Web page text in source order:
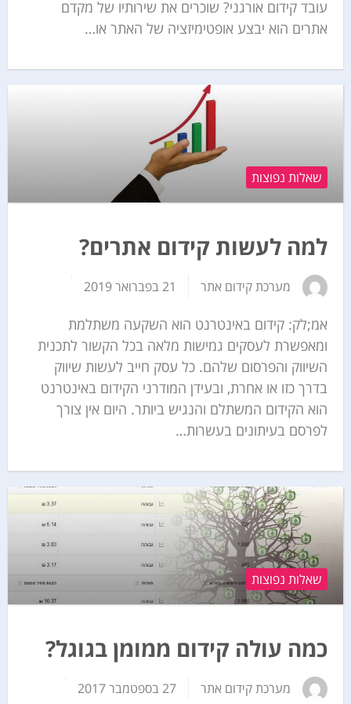
עובד קידום אורגני? שוכרים את שירותיו של מקדם
אתרים הוא יבצע אופטימיזציה של האתר או…
שאלות נפוצות
למה לעשות קידום אתרים?
מערכת קידום אתר 21 בפברואר 2019
אמ;לק: קידום באינטרנט הוא השקעה משתלמת
ומאפשרת לעסקים גמישות מלאה בכל הקשור לתכנית
השיווק והפרסום שלהם. כל עסק חייב לעשות שיווק
בדרך כזו או אחרת, ובעידן המודרני הקידום באינטרנט
הוא הקידום המשתלם והנגיש ביותר. היום אין צורך
לפרסם בעיתונים בעשרות…
שאלות נפוצות
כמה עולה קידום ממומן בגוגל?
מערכת קידום אתר 27 בספטמבר 2017